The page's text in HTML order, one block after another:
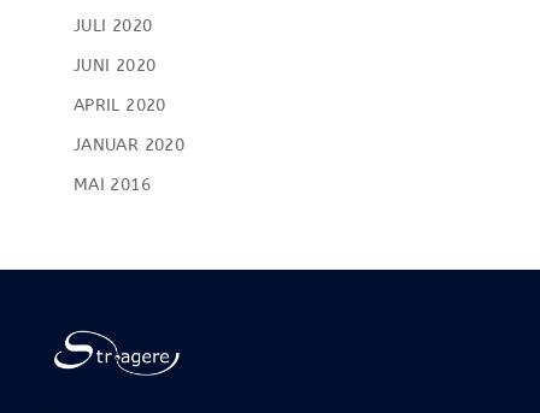
JULI 2020
JUNI 2020
APRIL 2020
JANUAR 2020
MAI 2016